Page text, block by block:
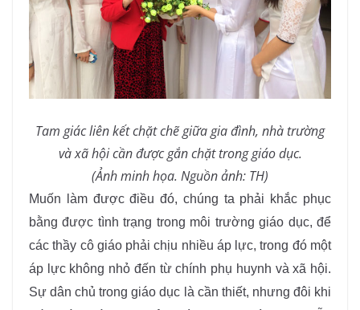
Tam giác liên kết chặt chẽ giữa gia đình, nhà trường
và xã hội cần được gắn chặt trong giáo dục.
(Ảnh minh họa. Nguồn ảnh: TH)
Muốn làm được điều đó, chúng ta phải khắc phục
bằng được tình trạng trong môi trường giáo dục, để
các thầy cô giáo phải chịu nhiều áp lực, trong đó một
áp lực không nhỏ đến từ chính phụ huynh và xã hội.
Sự dân chủ trong giáo dục là cần thiết, nhưng đôi khi